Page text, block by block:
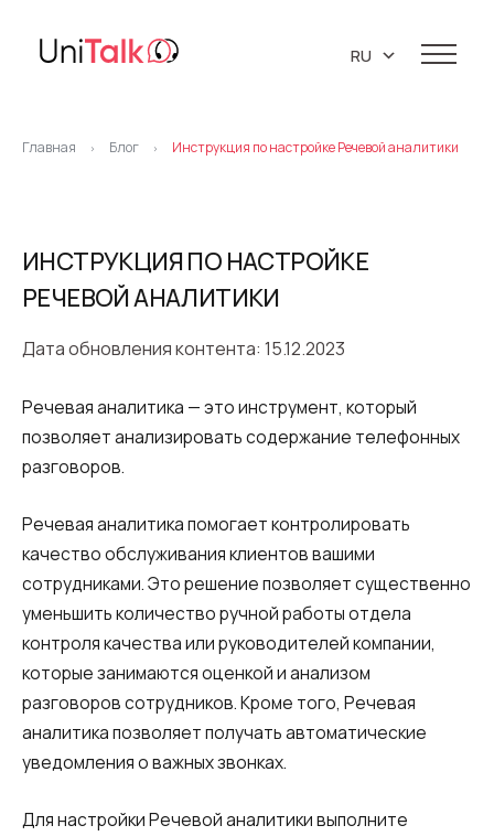
Виртуальная АТС
Предиктивный обзвон
Виджет обратный звонок (Callback)
Речевая аналитика
UniTalk Contact Center
SIP-телефония
Автоматизация
Голосовой AI-агент
распределения звонков
Ресурсы
База знаний
О нас
Партнеры
Маркетинговые материалы
Карьера
Контакты
Поддержка 24/7
RU
Главная > Блог > Инструкция по настройке Речевой аналитики
ИНСТРУКЦИЯ ПО НАСТРОЙКЕ
РЕЧЕВОЙ АНАЛИТИКИ
Дата обновления контента: 15.12.2023
Речевая аналитика — это инструмент, который
позволяет анализировать содержание телефонных
разговоров.
Речевая аналитика помогает контролировать
качество обслуживания клиентов вашими
сотрудниками. Это решение позволяет существенно
уменьшить количество ручной работы отдела
контроля качества или руководителей компании,
которые занимаются оценкой и анализом
разговоров сотрудников. Кроме того, Речевая
аналитика позволяет получать автоматические
уведомления о важных звонках.
Для настройки Речевой аналитики выполните